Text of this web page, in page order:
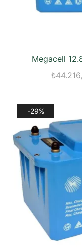
Megacell
₺
-29%